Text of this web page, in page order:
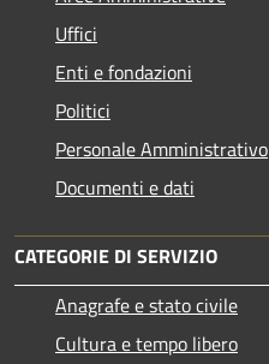
Uffici
Enti e fondazioni
Politici
Personale Amministrativo
Documenti e dati
CATEGORIE DI SERVIZIO
Anagrafe e stato civile
Cultura e tempo libero